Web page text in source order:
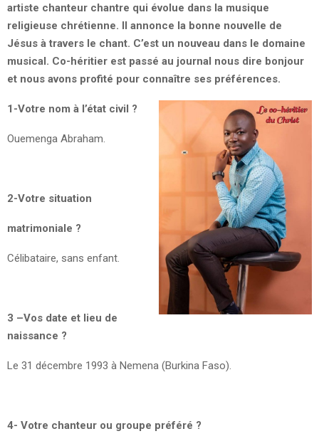
artiste chanteur chantre qui évolue dans la musique
religieuse chrétienne. Il annonce la bonne nouvelle de
Jésus à travers le chant. C’est un nouveau dans le domaine
musical. Co-héritier est passé au journal nous dire bonjour
et nous avons profité pour connaître ses préférences.
1-Votre nom à l’état civil ?
Ouemenga Abraham.
2-Votre situation
matrimoniale ?
Célibataire, sans enfant.
3 –Vos date et lieu de
naissance ?
Le 31 décembre 1993 à Nemena (Burkina Faso).
4- Votre chanteur ou groupe préféré ?